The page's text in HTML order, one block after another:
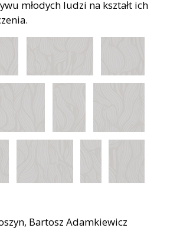
młodych ludzi na kształt ich
Bartosz Adamkiewicz